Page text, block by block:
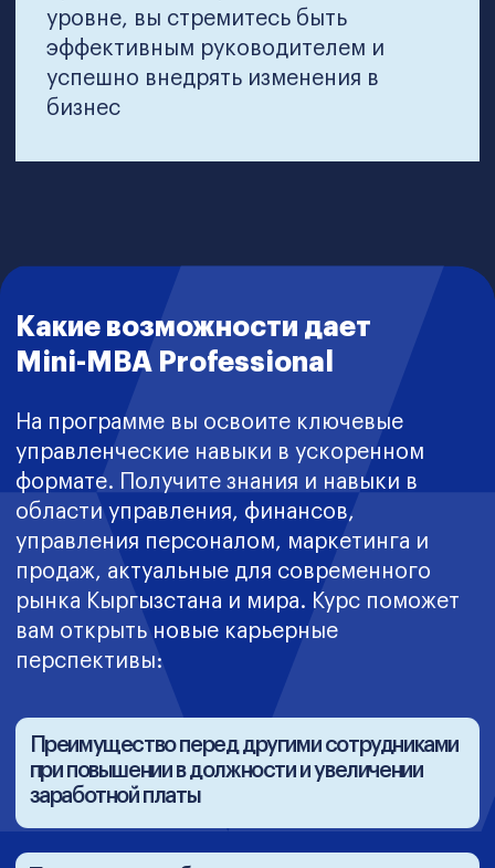
Вы освоите фундаментальные принципы
и практические навыки, которые обычно
приобретаются за годы опыта. Наши
ведущие эксперты из престижных
мировых компаний.
*Результаты исследования, основанные на статистических
методах анализа динамики изменений среди студентов City
Business School, подтверждают эффективность программы.
Как проходит
обучение
Шаблоны и полезные материалы,
применимые в ежедневных
процессах
Доступ к программе МВА
и первый сертификат МВА
Международный нетворкинг и